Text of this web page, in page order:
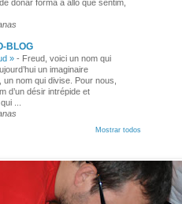
donar forma a allò que sentim,
BLOG
» - Freud, voici un nom qui
un imaginaire
un nom qui divise. Pour nous,
d’un désir intrépide et
...
Mostrar todos